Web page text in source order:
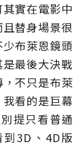
實在電影中
替身場景很
布萊恩鏡頭
最後大決戰
不只是布萊
看的是巨幕
提只看普通
3D、4D版